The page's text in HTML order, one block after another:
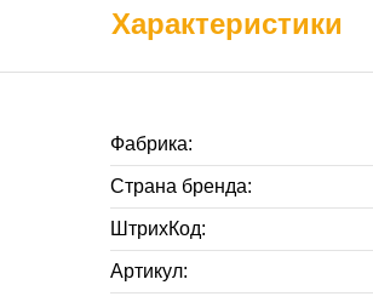
Характеристики
Фабрика:
Страна бренда:
ШтрихКод:
Артикул: